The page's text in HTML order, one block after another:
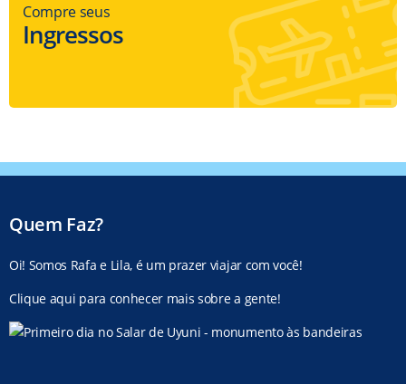
Compre seus
Ingressos
Quem Faz?
Oi! Somos Rafa e Lila, é um prazer viajar com você!
Clique aqui para conhecer mais sobre a gente!